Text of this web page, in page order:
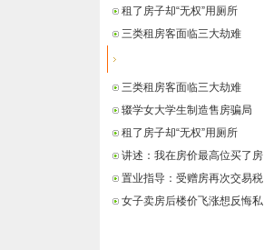
租了房子却“无权”用厕所
三类租房客面临三大劫难
三类租房客面临三大劫难
辍学女大学生制造售房骗局
租了房子却“无权”用厕所
讲述：我在房价最高位买了房
置业指导：受赠房再次交易税
女子卖房后楼价飞涨想反悔私